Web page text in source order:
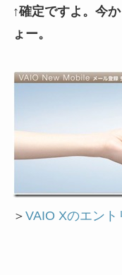
↑確定ですよ。今
ょー。
＞ VAIO Xのエント